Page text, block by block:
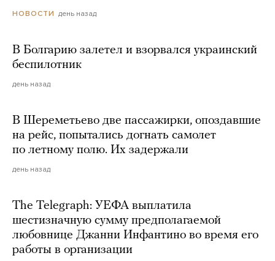
НОВОСТИ день назад
В Болгарию залетел и взорвался украинский
беспилотник
день назад
В Шереметьево две пассажирки, опоздавшие
на рейс, попытались догнать самолет
по летному полю. Их задержали
день назад
The Telegraph: УЕФА выплатила
шестизначную сумму предполагаемой
любовнице Джанни Инфантино во время его
работы в организации